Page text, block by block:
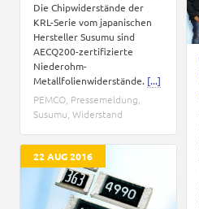
Die Chipwiderstände der
KRL-Serie vom japanischen
Hersteller Susumu sind
AECQ200-zertifizierte
Niederohm-
Metallfolienwiderstände. [...]
PEMCO, Pressemeldung,
Susumu, Widerstand
22 AUG 2016